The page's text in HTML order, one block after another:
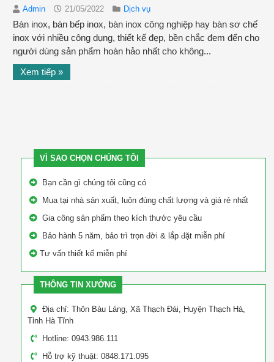
Admin 21/05/2022 Dịch vụ
Bàn inox, bàn bếp inox, bàn inox công nghiệp hay bàn sơ chế
inox với nhiều công dụng, thiết kế đẹp, bền chắc đem đến cho
người dùng sản phẩm hoàn hảo nhất cho không...
Xem tiếp »
VÌ SAO CHỌN CHÚNG TÔI
Bạn cần gì chúng tôi cũng có
Mua tại nhà sản xuất, luôn đúng chất lượng và giá rẻ nhất
Gia công sản phẩm theo kích thước yêu cầu
Bảo hành 5 năm, bảo trì trọn đời & lắp đặt miễn phí
Tư vấn thiết kế miễn phí
THÔNG TIN XƯỞNG
Địa chỉ: Thôn Bàu Láng, Xã Thạch Đài, Huyện Thạch Hà,
Tỉnh Hà Tĩnh
Hotline: 0943.986.111
Hỗ trợ kỹ thuật: 0848.171.095